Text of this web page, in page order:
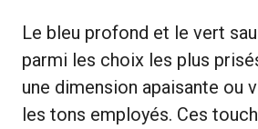
Le bleu profond et le vert
parmi les choix les plus
une dimension apaisante ou
les tons employés. Ces